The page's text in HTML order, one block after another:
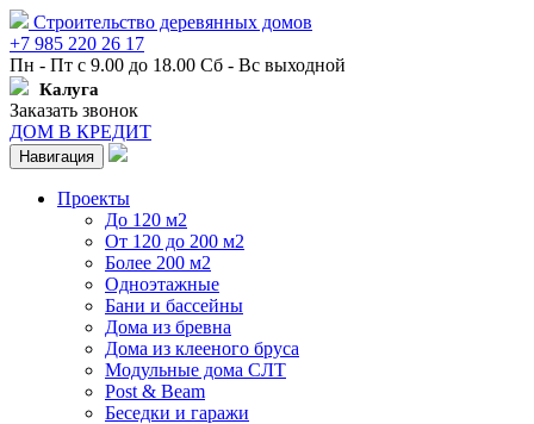
Строительство деревянных домов
+7 985 220 26 17
Пн - Пт с 9.00 до 18.00 Сб - Вс выходной
Калуга
Заказать звонок
ДОМ В КРЕДИТ
Навигация
Проекты
До 120 м2
От 120 до 200 м2
Более 200 м2
Одноэтажные
Бани и бассейны
Дома из бревна
Дома из клееного бруса
Модульные дома СЛТ
Post & Beam
Беседки и гаражи